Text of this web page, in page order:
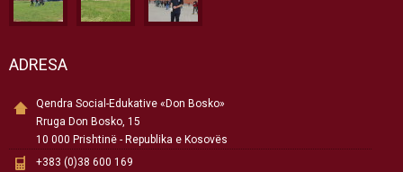
ADRESA
Qendra Social-Edukative «Don Bosko»
Rruga Don Bosko, 15
10 000 Prishtinë - Republika e Kosovës
+383 (0)38 600 169